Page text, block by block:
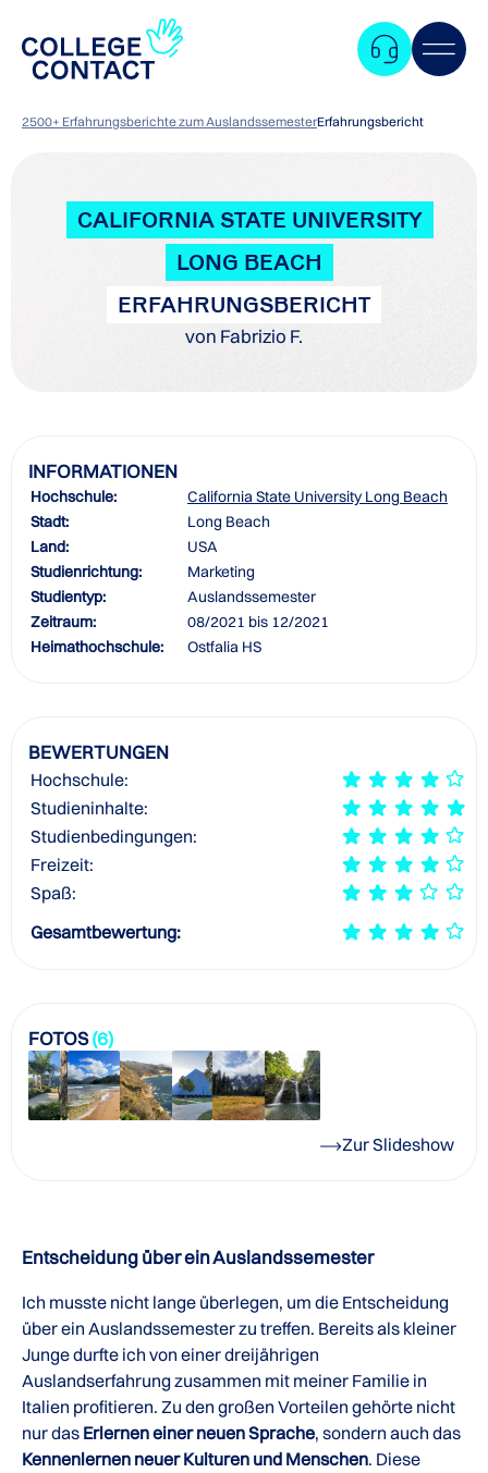
2500+ Erfahrungsberichte zum AuslandssemesterErfahrungsbericht
CALIFORNIA STATE UNIVERSITY
LONG BEACH
ERFAHRUNGSBERICHT
von Fabrizio F.
INFORMATIONEN
Hochschule:
California State University Long Beach
Stadt:
Long Beach
Land:
USA
Studienrichtung:
Marketing
Studientyp:
Auslandssemester
Zeitraum:
08/2021 bis 12/2021
Heimathochschule:
Ostfalia HS
BEWERTUNGEN
Hochschule:
Studieninhalte:
Studienbedingungen:
Freizeit:
Spaß:
Gesamtbewertung:
FOTOS(6)
Zur Slideshow
Entscheidung über ein Auslandssemester
Ich musste nicht lange überlegen, um die Entscheidung
über ein Auslandssemester zu treffen. Bereits als kleiner
Junge durfte ich von einer dreijährigen
Auslandserfahrung zusammen mit meiner Familie in
Italien profitieren. Zu den großen Vorteilen gehörte nicht
nur das Erlernen einer neuen Sprache, sondern auch das
Kennenlernen neuer Kulturen und Menschen. Diese